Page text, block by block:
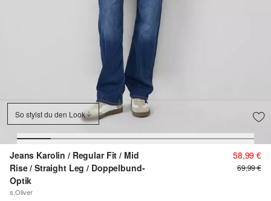
So stylst du den Look
Jeans Karolin / Regular Fit / Mid
Rise / Straight Leg / Doppelbund-
Optik
s.Oliver
58,99 €
69,99 €